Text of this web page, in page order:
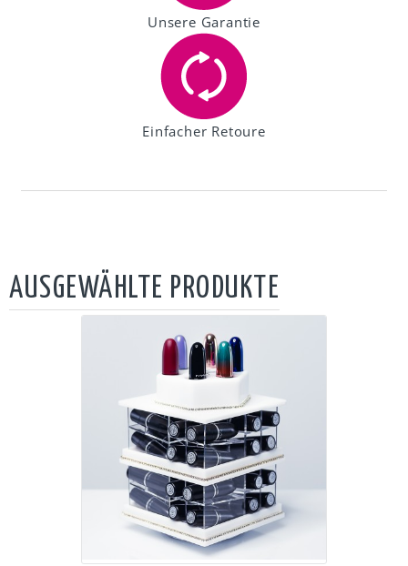
Unsere Garantie
Einfacher Retoure
AUSGEWÄHLTE PRODUKTE